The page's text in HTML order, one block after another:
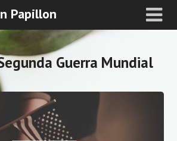
Papillon
Guerra Mundial